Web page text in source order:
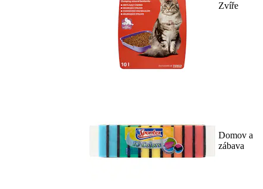
Zvíře
Domov a
zábava